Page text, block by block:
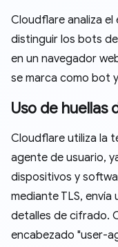
Cloudflare analiza
distinguir los bots
en un navegador
se marca como bot
Uso de huellas
Cloudflare utiliza la
agente de usuario,
dispositivos y
mediante TLS, envía
detalles de cifrado.
encabezado "user-